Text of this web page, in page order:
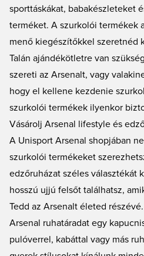
sporttáskákat, babakészleteket
terméket. A szurkolói termékek
menő kiegészítőkkel szeretnéd
Talán ajándékötletre van
szereti az Arsenalt, vagy
hogy el kellene kezdenie
szurkolói termékek ilyenkor
Vásárolj Arsenal lifestyle és
A Unisport Arsenal shopjában
szurkolói termékeket
edzőruházat széles választékát
hosszú ujjú felsőt találhatsz,
Tedd az Arsenalt életed
Arsenal ruhatáradat egy
pulóverrel, kabáttal vagy más